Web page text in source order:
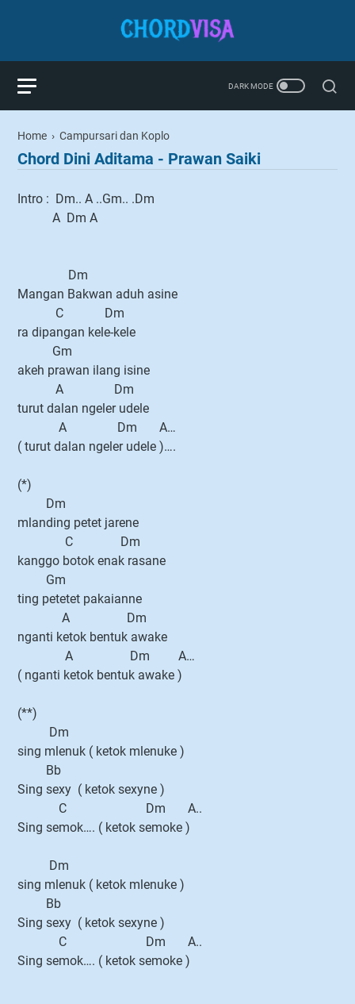
Home › Campursari dan Koplo
Chord Dini Aditama - Prawan Saiki
Intro : Dm.. A ..Gm.. .Dm
A Dm A
Dm
Mangan Bakwan aduh asine
C Dm
ra dipangan kele-kele
Gm
akeh prawan ilang isine
A Dm
turut dalan ngeler udele
A Dm A…
( turut dalan ngeler udele )….
(*)
Dm
mlanding petet jarene
C Dm
kanggo botok enak rasane
Gm
ting petetet pakaianne
A Dm
nganti ketok bentuk awake
A Dm A…
( nganti ketok bentuk awake )
(**)
Dm
sing mlenuk ( ketok mlenuke )
Bb
Sing sexy ( ketok sexyne )
C Dm A..
Sing semok…. ( ketok semoke )
Dm
sing mlenuk ( ketok mlenuke )
Bb
Sing sexy ( ketok sexyne )
C Dm A..
Sing semok…. ( ketok semoke )